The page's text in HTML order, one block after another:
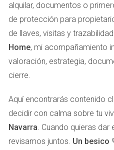
ESTRATEGIAS
EXITOSA
Una vez que tu piso está listo
adecuado para ponerlo a la
implementar algunas
Investigación de
venta de propiedades
establecer un precio
alquilar, documentos o
de protección para
de llaves, visitas y
Home, mi acompañamiento
valoración, estrategia,
cierre.
Aquí encontrarás contenido
decidir con calma sobre tu
Navarra. Cuando quieras dar
revisamos juntos. Un besico